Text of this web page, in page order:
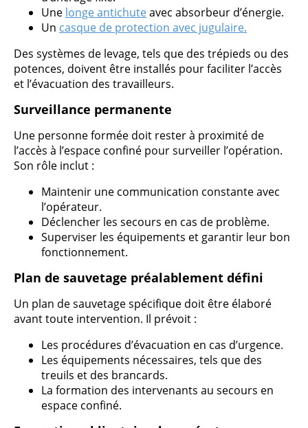
Une longe antichuteavec absorbeur d’énergie.
Un casque de protection avec jugulaire.
Des systèmes de levage, tels que des trépieds ou des
potences, doivent être installés pour faciliter l’accès
et l’évacuation des travailleurs.
Surveillance permanente
Une personne formée doit rester à proximité de
l’accès à l’espace confiné pour surveiller l’opération.
Son rôle inclut :
Maintenir une communication constante avec
l’opérateur.
Déclencher les secours en cas de problème.
Superviser les équipements et garantir leur bon
fonctionnement.
Plan de sauvetage préalablement défini
Un plan de sauvetage spécifique doit être élaboré
avant toute intervention. Il prévoit :
Les procédures d’évacuation en cas d’urgence.
Les équipements nécessaires, tels que des
treuils et des brancards.
La formation des intervenants au secours en
espace confiné.